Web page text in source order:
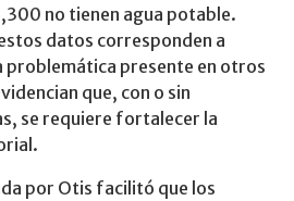
no tienen agua potable.
datos corresponden a
problemática presente en otros
que, con o sin
se requiere fortalecer la
por Otis facilitó que los